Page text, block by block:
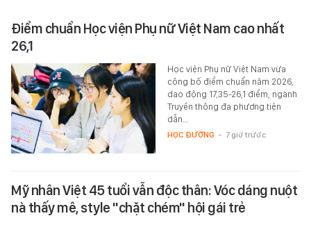
Điểm chuẩn Học viện Phụ nữ Việt Nam cao nhất
26,1
Học viện Phụ nữ Việt Nam vừa
công bố điểm chuẩn năm 2026,
dao động 17,35-26,1 điểm, ngành
Truyền thông đa phương tiện
dẫn…
HỌC ĐƯỜNG - 7 giờ trước
Mỹ nhân Việt 45 tuổi vẫn độc thân: Vóc dáng nuột
nà thấy mê, style "chặt chém" hội gái trẻ